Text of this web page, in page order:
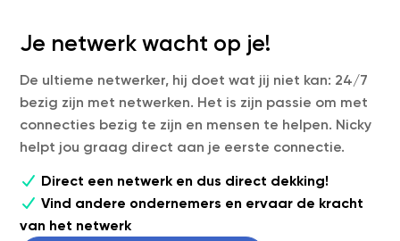
Je netwerk wacht op je!
De ultieme netwerker, hij doet wat jij niet kan: 24/7
bezig zijn met netwerken. Het is zijn passie om met
connecties bezig te zijn en mensen te helpen. Nicky
helpt jou graag direct aan je eerste connectie.
Direct een netwerk en dus direct dekking!
Vind andere ondernemers en ervaar de kracht
van het netwerk